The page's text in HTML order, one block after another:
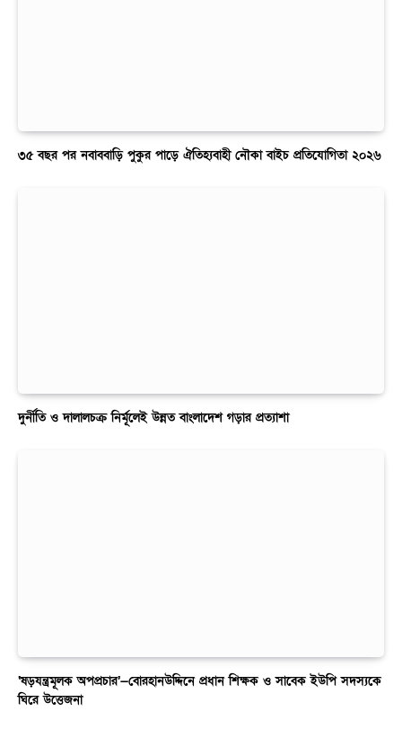
৩৫ বছর পর নবাববাড়ি পুকুর পাড়ে ঐতিহ্যবাহী নৌকা বাইচ প্রতিযোগিতা ২০২৬
দুর্নীতি ও দালালচক্র নির্মূলেই উন্নত বাংলাদেশ গড়ার প্রত্যাশা
‘ষড়যন্ত্রমূলক অপপ্রচার’—বোরহানউদ্দিনে প্রধান শিক্ষক ও সাবেক ইউপি সদস্যকে
ঘিরে উত্তেজনা